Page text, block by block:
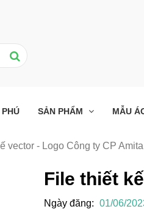
File thiết
Ngày đăng: 01/06/
SẢN PHẨM MẪU
vector - Logo Công ty CP